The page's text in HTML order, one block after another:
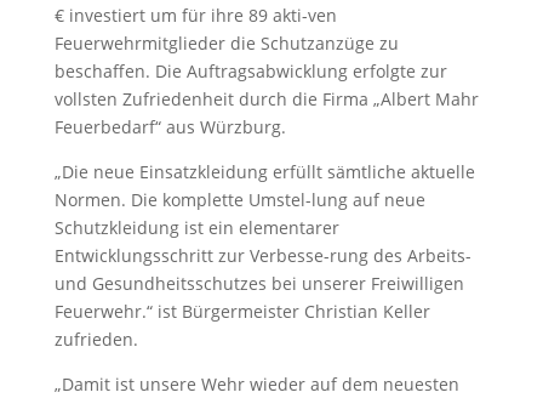
€ investiert um für ihre 89 akti-ven
Feuerwehrmitglieder die Schutzanzüge zu
beschaffen. Die Auftragsabwicklung erfolgte zur
vollsten Zufriedenheit durch die Firma „Albert Mahr
Feuerbedarf“ aus Würzburg.
„Die neue Einsatzkleidung erfüllt sämtliche aktuelle
Normen. Die komplette Umstel-lung auf neue
Schutzkleidung ist ein elementarer
Entwicklungsschritt zur Verbesse-rung des Arbeits-
und Gesundheitsschutzes bei unserer Freiwilligen
Feuerwehr.“ ist Bürgermeister Christian Keller
zufrieden.
„Damit ist unsere Wehr wieder auf dem neuesten